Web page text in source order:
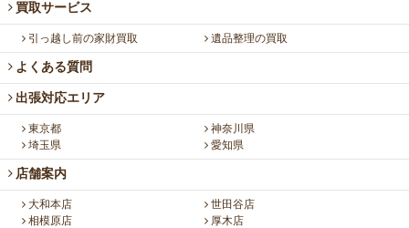
買取サービス
引っ越し前の家財買取 遺品整理の買取
よくある質問
出張対応エリア
東京都
神奈川県
埼玉県
愛知県
店舗案内
大和本店
世田谷店
相模原店
厚木店